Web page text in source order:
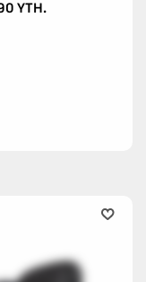
YTH.